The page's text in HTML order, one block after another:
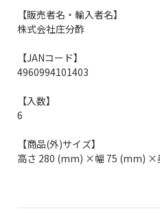
【販売者名・輸入者名】
株式会社庄分酢
【JANコード】
4960994101403
【入数】
6
【商品(外)サイズ】
高さ 280 (mm) ×幅 75 (mm) ×